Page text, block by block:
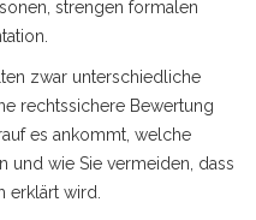
strengen formalen
zwar unterschiedliche
rechtssichere Bewertung
es ankommt, welche
und wie Sie vermeiden, dass
erklärt wird.